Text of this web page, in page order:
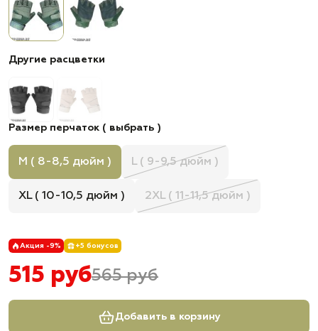
Другие расцветки
Размер перчаток ( выбрать )
M ( 8-8,5 дюйм ) L ( 9-9,5 дюйм )
XL ( 10-10,5 дюйм ) 2XL ( 11-11,5 дюйм )
Акция -9% +5 бонусов
515 руб565 руб
Добавить в корзину